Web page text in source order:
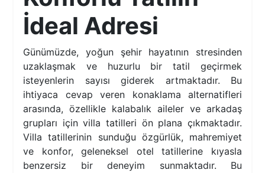
İdeal Adresi
Günümüzde, yoğun şehir hayatının stresinden
uzaklaşmak ve huzurlu bir tatil geçirmek
isteyenlerin sayısı giderek artmaktadır. Bu
ihtiyaca cevap veren konaklama alternatifleri
arasında, özellikle kalabalık aileler ve arkadaş
grupları için villa tatilleri ön plana çıkmaktadır.
Villa tatillerinin sunduğu özgürlük, mahremiyet
ve konfor, geleneksel otel tatillerine kıyasla
benzersiz bir deneyim sunmaktadır. Bu